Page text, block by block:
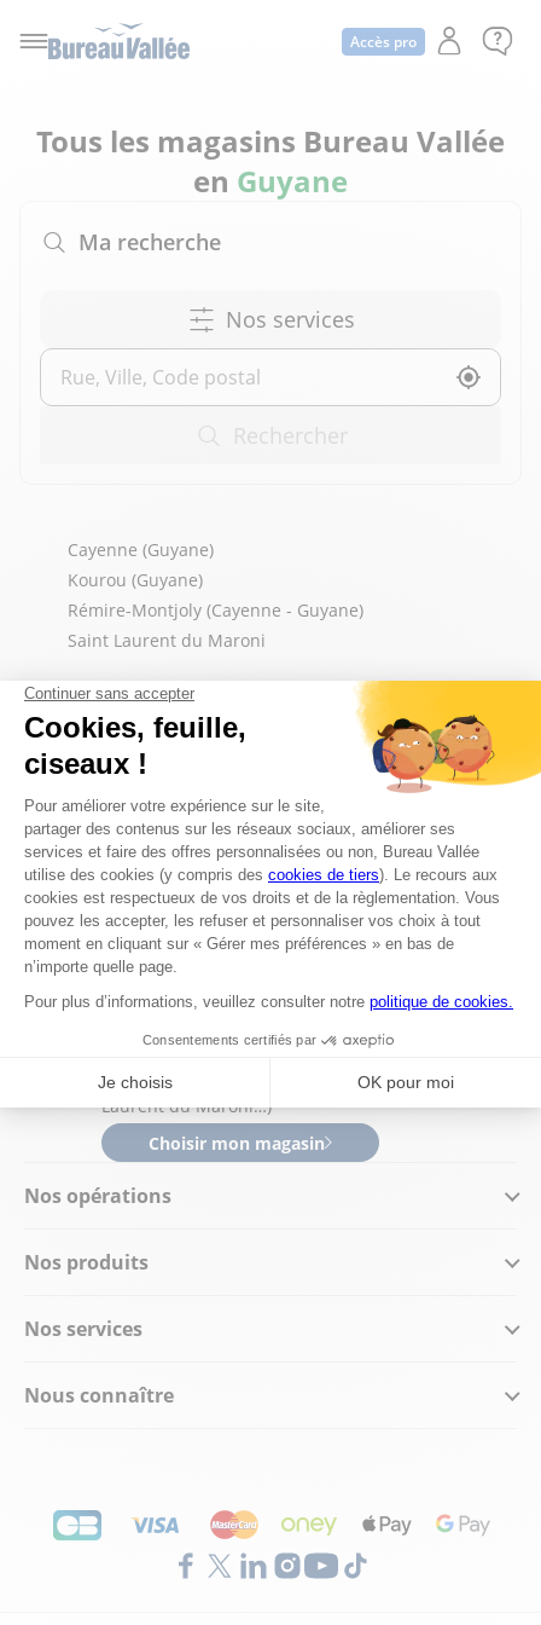
Accès pro
Tous les magasins Bureau Vallée
en Guyane
Ma recherche
Nos services
Rechercher
Cayenne (Guyane)
Kourou (Guyane)
Rémire-Montjoly (Cayenne - Guyane)
Saint Laurent du Maroni
Trouver un magasin Bureau Vallée
Tous les magasins Bureau Vallée en Guyane
Powered byevermaps ©
Nos opérations
Nos produits
Nos services
Nous connaître
Besoin d'Aide ?
Service Client :0594 31 24 60
du lun au ven de 9h à 18h
Contactez-nous par email
Les magasins
Pour connaître les disponibilités dans votre
magasin de Guyane (Cayenne, Kourou, Saint
Laurent du Maroni…)
Choisir mon magasin